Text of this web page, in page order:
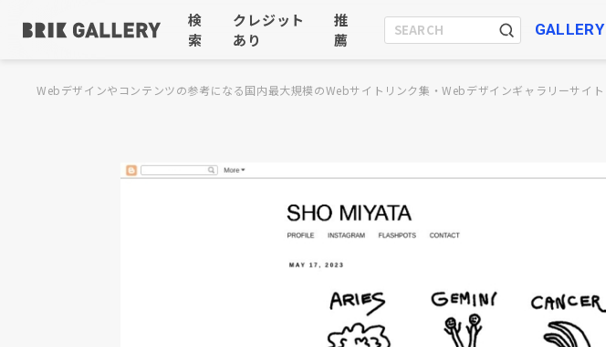
検
索
クレジット
あり
推
薦
GALLERY
Webデザインやコンテンツの参考になる国内最大規模のWebサイトリンク集・Webデザインギャラリーサイト